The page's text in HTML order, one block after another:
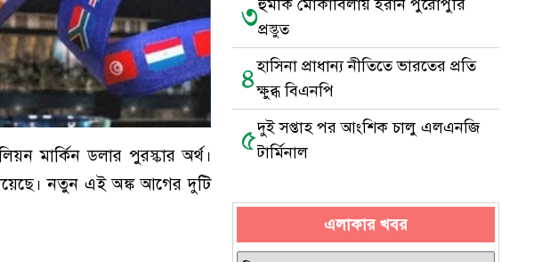
মার্কিন ডলার পুরস্কার অর্থ।
নতুন এই অঙ্ক আগের দুটি
৩হুমকি মোকাবিলায় ইরান পুরোপুরি
প্রস্তুত
৪হাসিনা প্রাধান্য নীতিতে ভারতের প্রতি
ক্ষুব্ধ বিএনপি
৫দুই সপ্তাহ পর আংশিক চালু এলএনজি
টার্মিনাল
এলাকার খবর